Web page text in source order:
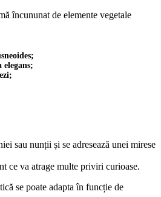
încununat de elemente vegetale
elegans;
sau nunții și se adresează unei mirese
ce va atrage multe priviri curioase.
se poate adapta în funcție de